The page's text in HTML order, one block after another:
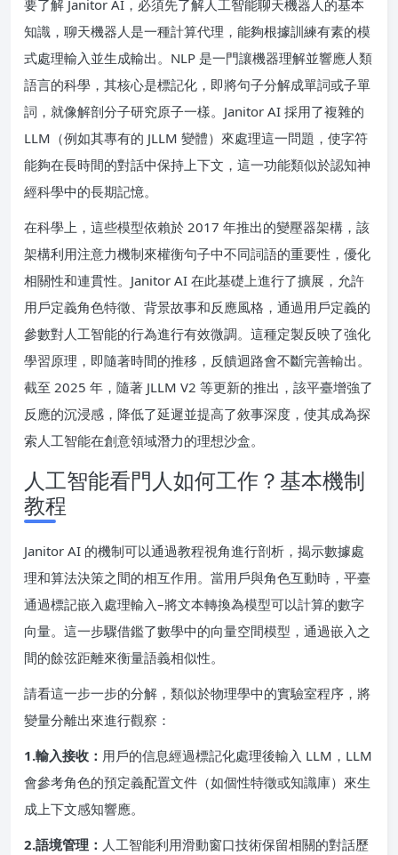
要了解 Janitor AI，必須先了解人工智能聊天機器人的基本
知識，聊天機器人是一種計算代理，能夠根據訓練有素的模
式處理輸入並生成輸出。NLP 是一門讓機器理解並響應人類
語言的科學，其核心是標記化，即將句子分解成單詞或子單
詞，就像解剖分子研究原子一樣。Janitor AI 採用了複雜的
LLM（例如其專有的 JLLM 變體）來處理這一問題，使字符
能夠在長時間的對話中保持上下文，這一功能類似於認知神
經科學中的長期記憶。
在科學上，這些模型依賴於 2017 年推出的變壓器架構，該
架構利用注意力機制來權衡句子中不同詞語的重要性，優化
相關性和連貫性。Janitor AI 在此基礎上進行了擴展，允許
用戶定義角色特徵、背景故事和反應風格，通過用戶定義的
參數對人工智能的行為進行有效微調。這種定製反映了強化
學習原理，即隨著時間的推移，反饋迴路會不斷完善輸出。
截至 2025 年，隨著 JLLM V2 等更新的推出，該平臺增強了
反應的沉浸感，降低了延遲並提高了敘事深度，使其成為探
索人工智能在創意領域潛力的理想沙盒。
人工智能看門人如何工作？基本機制
教程
Janitor AI 的機制可以通過教程視角進行剖析，揭示數據處
理和算法決策之間的相互作用。當用戶與角色互動時，平臺
通過標記嵌入處理輸入–將文本轉換為模型可以計算的數字
向量。這一步驟借鑑了數學中的向量空間模型，通過嵌入之
間的餘弦距離來衡量語義相似性。
請看這一步一步的分解，類似於物理學中的實驗室程序，將
變量分離出來進行觀察：
1.輸入接收： 用戶的信息經過標記化處理後輸入 LLM，LLM
會參考角色的預定義配置文件（如個性特徵或知識庫）來生
成上下文感知響應。
2.語境管理： 人工智能利用滑動窗口技術保留相關的對話歷